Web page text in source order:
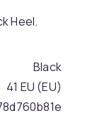
Heel.
Black
41 EU (EU)